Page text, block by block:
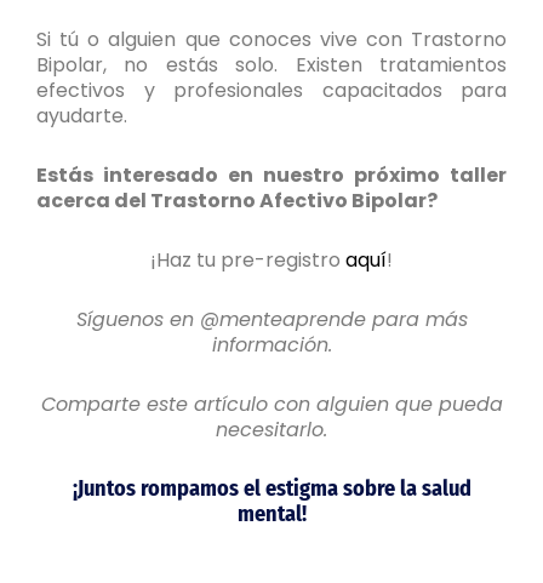
Si tú o alguien que conoces vive con Trastorno
Bipolar, no estás solo. Existen tratamientos
efectivos y profesionales capacitados para
ayudarte.
Estás interesado en nuestro próximo taller
acerca del Trastorno Afectivo Bipolar?
¡Haz tu pre-registro aquí!
Síguenos en @menteaprende para más
información.
Comparte este artículo con alguien que pueda
necesitarlo.
¡Juntos rompamos el estigma sobre la salud
mental!